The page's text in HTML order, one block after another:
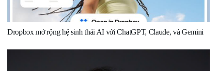
Dropbox mở rộng hệ sinh thái AI với ChatGPT, Claude, và Gemini